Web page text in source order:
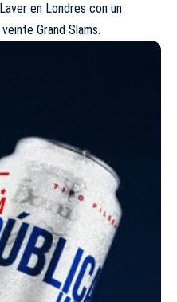
en Londres con un
Grand Slams.